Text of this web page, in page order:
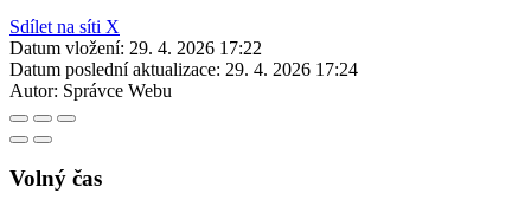
Sdílet na síti X
Datum vložení: 29. 4. 2026 17:22
Datum poslední aktualizace: 29. 4. 2026 17:24
Autor: Správce Webu
Volný čas